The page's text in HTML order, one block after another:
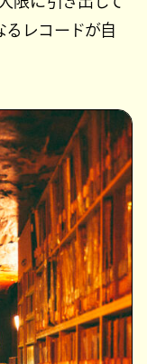
るレコードが自